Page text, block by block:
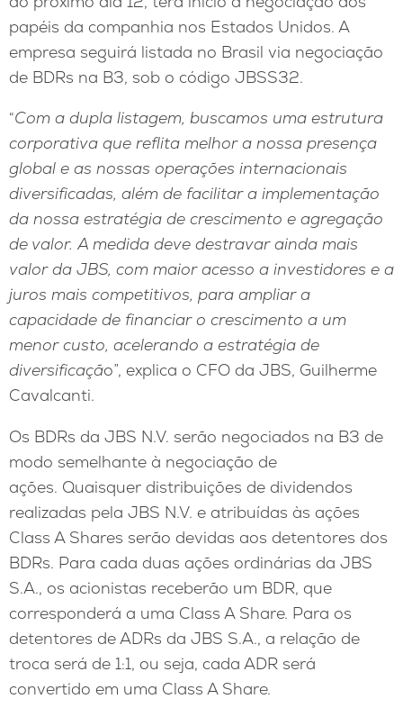
papéis da companhia nos Estados Unidos. A
empresa seguirá listada no Brasil via negociação
de BDRs na B3, sob o código JBSS32.
“Com a dupla listagem, buscamos uma estrutura
corporativa que reflita melhor a nossa presença
global e as nossas operações internacionais
diversificadas, além de facilitar a implementação
da nossa estratégia de crescimento e agregação
de valor. A medida deve destravar ainda mais
valor da JBS, com maior acesso a investidores e a
juros mais competitivos, para ampliar a
capacidade de financiar o crescimento a um
menor custo, acelerando a estratégia de
diversificação”, explica o CFO da JBS, Guilherme
Cavalcanti.
Os BDRs da JBS N.V. serão negociados na B3 de
modo semelhante à negociação de
ações. Quaisquer distribuições de dividendos
realizadas pela JBS N.V. e atribuídas às ações
Class A Shares serão devidas aos detentores dos
BDRs. Para cada duas ações ordinárias da JBS
S.A., os acionistas receberão um BDR, que
corresponderá a uma Class A Share. Para os
detentores de ADRs da JBS S.A., a relação de
troca será de 1:1, ou seja, cada ADR será
convertido em uma Class A Share.